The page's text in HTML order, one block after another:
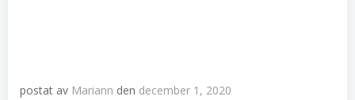
postat av Mariann den december 1, 2020